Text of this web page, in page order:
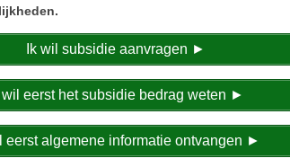
Ik wil subsidie aanvragen ►
wil eerst het subsidie bedrag weten ►
eerst algemene informatie ontvangen ►